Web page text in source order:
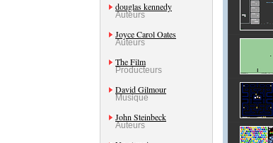
douglas kennedy
Auteurs
Joyce Carol Oates
Auteurs
The Film
Producteurs
David Gilmour
Musique
John Steinbeck
Auteurs